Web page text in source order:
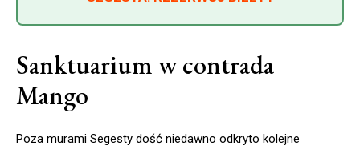
Sanktuarium w contrada
Mango
Poza murami Segesty dość niedawno odkryto kolejne